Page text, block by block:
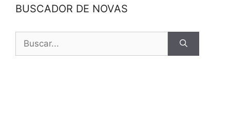
BUSCADOR DE NOVAS